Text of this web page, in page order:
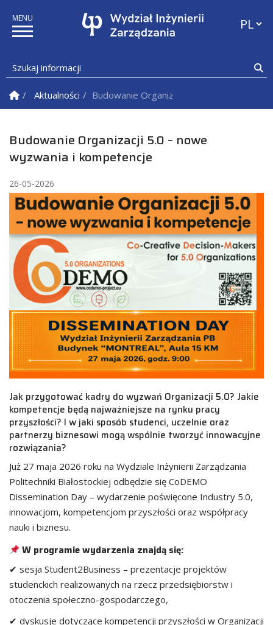
Szukaj informacji
Strona Główna
Aktualności Budowanie Organizacji 5.0 – nowe
Budowanie Organizacji 5.0 – nowe
wyzwania i kompetencje
26-05-2026
Jak przygotować kadry do wyzwań Organizacji 5.0? Jakie
kompetencje będą najważniejsze na rynku pracy
przyszłości? I w jaki sposób studenci, uczelnie oraz
partnerzy biznesowi mogą wspólnie tworzyć innowacyjne
rozwiązania?
Już 27 maja 2026 roku na Wydziale Inżynierii Zarządzania
Politechniki Białostockiej odbędzie się CoDEMO
Dissemination Day – wydarzenie poświęcone Industry 5.0,
innowacjom, kompetencjom przyszłości oraz współpracy
nauki i biznesu.
W programie wydarzenia znajdą się:
✔ sesja Student2Business – prezentacje projektów
studenckich realizowanych na rzecz przedsiębiorstw i
otoczenia społeczno-gospodarczego,
✔ dyskusje dotyczące kompetencji przyszłości w Organizacji